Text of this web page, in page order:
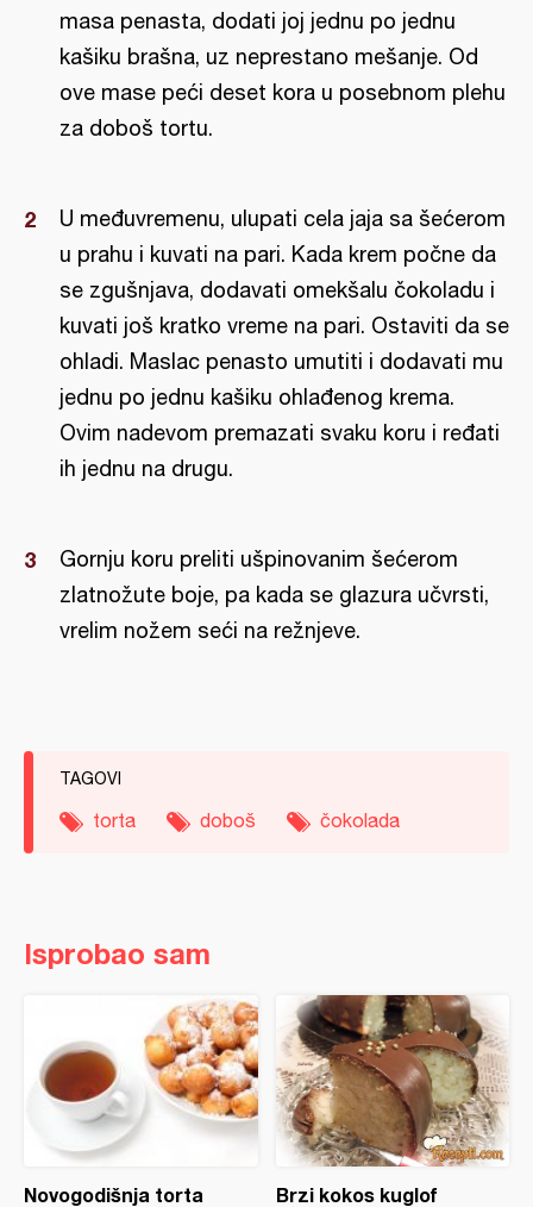
masa penasta, dodati joj jednu po jednu
kašiku brašna, uz neprestano mešanje. Od
ove mase peći deset kora u posebnom plehu
za doboš tortu.
U međuvremenu, ulupati cela jaja sa šećerom
u prahu i kuvati na pari. Kada krem počne da
se zgušnjava, dodavati omekšalu čokoladu i
kuvati još kratko vreme na pari. Ostaviti da se
ohladi. Maslac penasto umutiti i dodavati mu
jednu po jednu kašiku ohlađenog krema.
Ovim nadevom premazati svaku koru i ređati
ih jednu na drugu.
Gornju koru preliti ušpinovanim šećerom
zlatnožute boje, pa kada se glazura učvrsti,
vrelim nožem seći na režnjeve.
TAGOVI
torta doboš čokolada
Isprobao sam
Novogodišnja torta Brzi kokos kuglof